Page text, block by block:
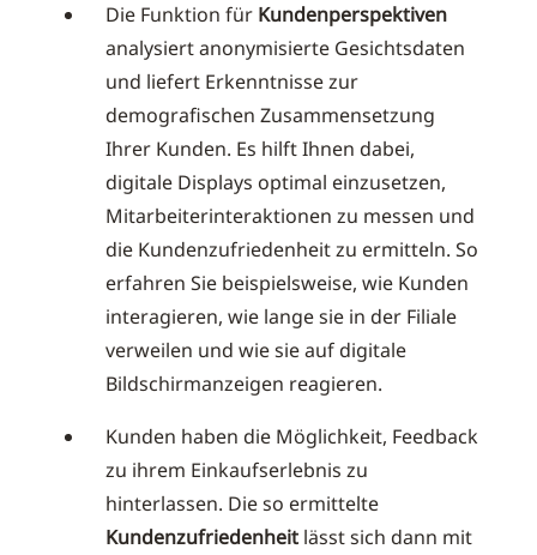
Die Funktion für Kundenperspektiven
analysiert anonymisierte Gesichtsdaten
und liefert Erkenntnisse zur
demografischen Zusammensetzung
Ihrer Kunden. Es hilft Ihnen dabei,
digitale Displays optimal einzusetzen,
Mitarbeiterinteraktionen zu messen und
die Kundenzufriedenheit zu ermitteln. So
erfahren Sie beispielsweise, wie Kunden
interagieren, wie lange sie in der Filiale
verweilen und wie sie auf digitale
Bildschirmanzeigen reagieren.
Kunden haben die Möglichkeit, Feedback
zu ihrem Einkaufserlebnis zu
hinterlassen. Die so ermittelte
Kundenzufriedenheit lässt sich dann mit